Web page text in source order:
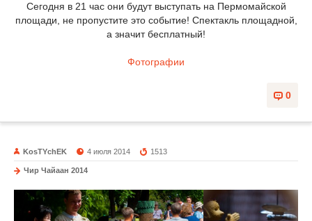
Сегодня в 21 час они будут выступать на Пермомайской
площади, не пропустите это событие! Спектакль площадной,
а значит бесплатный!
Фотографии
0
KosTYchEK 4 июля 2014 1513
Чир Чайаан 2014